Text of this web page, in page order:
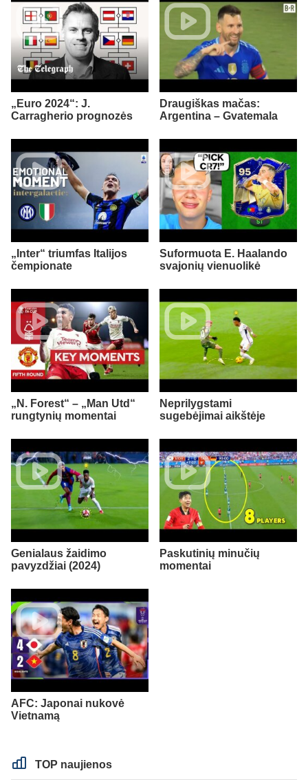
„Euro 2024“: J.
Carragherio prognozės
Draugiškas mačas:
Argentina – Gvatemala
„Inter“ triumfas Italijos
čempionate
Suformuota E. Haalando
svajonių vienuolikė
„N. Forest“ – „Man Utd“
rungtynių momentai
Neprilygstami
sugebėjimai aikštėje
Genialaus žaidimo
pavyzdžiai (2024)
Paskutinių minučių
momentai
AFC: Japonai nukovė
Vietnamą
TOP naujienos